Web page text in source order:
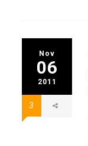
Nov
06
2011
3